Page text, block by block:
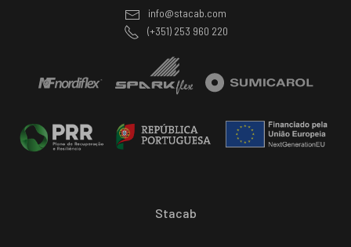
info@stacab.com
(+351) 253 960 220
Stacab